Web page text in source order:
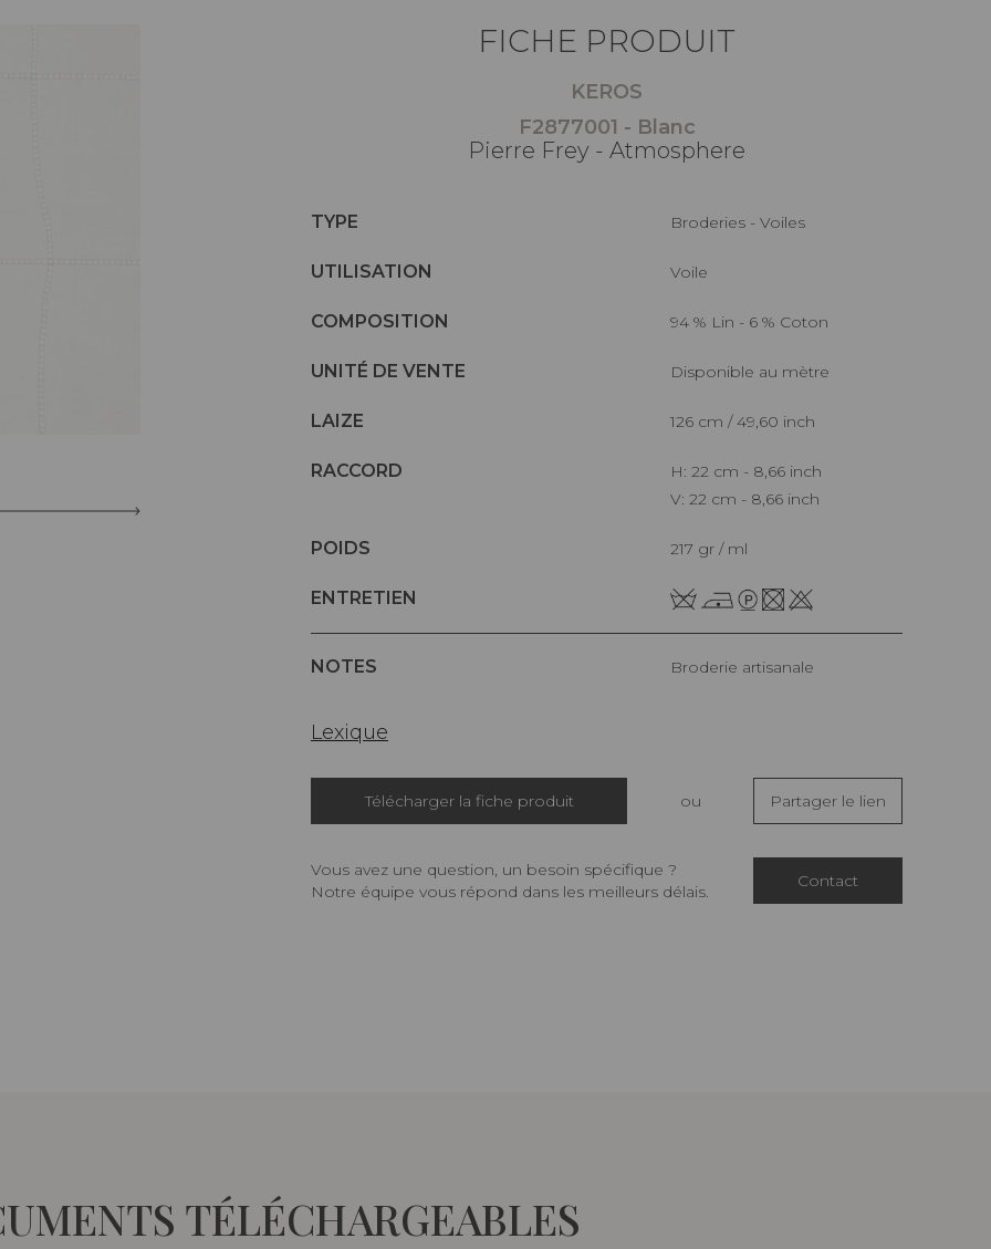
FICHE PRODUIT
KEROS
F2877001 - Blanc
Pierre Frey - Atmosphere
TYPE Broderies - Voiles
UTILISATION Voile
COMPOSITION 94 % Lin - 6 % Coton
UNITÉ DE VENTE Disponible au mètre
LAIZE 126 cm / 49,60 inch
RACCORD
H: 22 cm - 8,66 inch
V: 22 cm - 8,66 inch
POIDS 217 gr / ml
ENTRETIEN
NOTES Broderie artisanale
Lexique
Télécharger la fiche produit ou Partager le lien
Vous avez une question, un besoin spécifique ?
Notre équipe vous répond dans les meilleurs délais.
Contact
TÉLÉCHARGEABLES